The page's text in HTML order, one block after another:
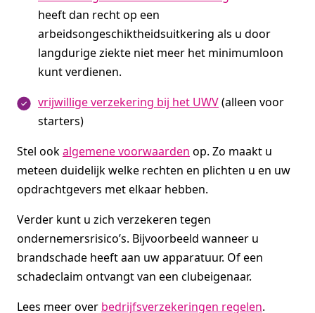
heeft dan recht op een
arbeidsongeschiktheidsuitkering als u door
langdurige ziekte niet meer het minimumloon
kunt verdienen.
vrijwillige verzekering bij het UWV(alleen voor
starters)
Stel ookalgemene voorwaarden op. Zo maakt u
meteen duidelijk welke rechten en plichten u en uw
opdrachtgevers met elkaar hebben.
Verder kunt u zich verzekeren tegen
ondernemersrisico’s. Bijvoorbeeld wanneer u
brandschade heeft aan uw apparatuur. Of een
schadeclaim ontvangt van een clubeigenaar.
Lees meer over bedrijfsverzekeringen regelen.